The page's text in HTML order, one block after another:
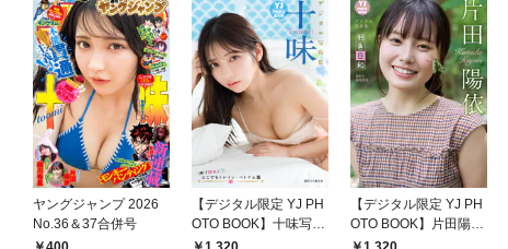
ヤングジャンプ 2026
No.36＆37合併号
【デジタル限定 YJ PH
OTO BOOK】十味写真
集「続・『ぽみ』！？
【デジタル限定 YJ PH
OTO BOOK】片田陽依
写真集「羽色日和」